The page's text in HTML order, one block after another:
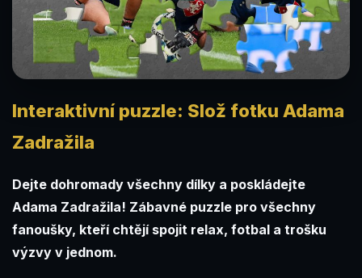
Interaktivní puzzle: Slož fotku Adama
Zadražila
Dejte dohromady všechny dílky a poskládejte
Adama Zadražila! Zábavné puzzle pro všechny
fanoušky, kteří chtějí spojit relax, fotbal a trošku
výzvy v jednom.